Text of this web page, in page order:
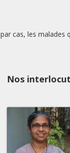
cas, les malades
Nos